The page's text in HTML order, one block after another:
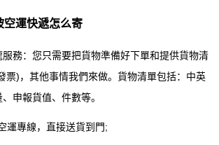
運快遞怎么寄
：您只需要把貨物準備好下單和提供貨物清
票)，其他事情我們來做。貨物清單包括：中英
申報貨值、件數等。
專線，直接送貨到門;